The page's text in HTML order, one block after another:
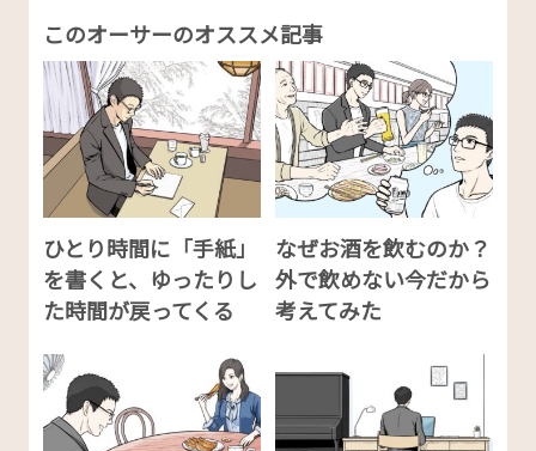
このオーサーのオススメ記事
ひとり時間に「手紙」
を書くと、ゆったりし
た時間が戻ってくる
なぜお酒を飲むのか？
外で飲めない今だから
考えてみた